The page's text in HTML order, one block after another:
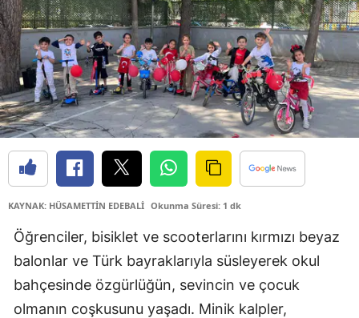
KAYNAK: HÜSAMETTİN EDEBALİ Okunma Süresi: 1 dk
Öğrenciler, bisiklet ve scooterlarını kırmızı beyaz
balonlar ve Türk bayraklarıyla süsleyerek okul
bahçesinde özgürlüğün, sevincin ve çocuk
olmanın coşkusunu yaşadı. Minik kalpler,